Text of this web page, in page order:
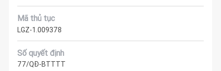
Mã thủ tục
LGZ-1.009378
Số quyết định
77/QĐ-BTTTT